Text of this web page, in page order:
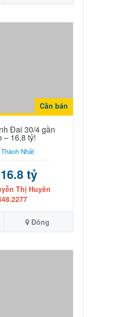
Cần bán
Đai 30/4 gần
– 16,8 tỷ!
Nhất
tỷ
Thị Huyền
Đông